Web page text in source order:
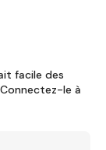
facile des
le à